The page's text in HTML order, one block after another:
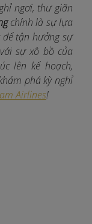
ngơi, thư giãn
chính là sự lựa
tận hưởng sự
sự xô bồ của
lên kế hoạch,
phá kỳ nghỉ
Airlines!